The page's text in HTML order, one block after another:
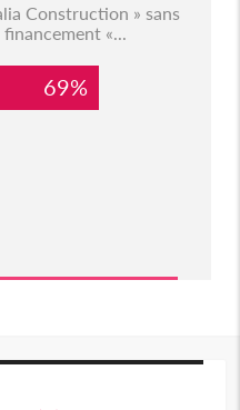
Construction » sans
«...
69%